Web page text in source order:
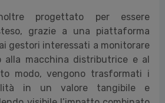
progettato per essere
grazie a una piattaforma
gestori interessati a monitorare
alla macchina distributrice e al
modo, vengono trasformati i
in un valore tangibile e